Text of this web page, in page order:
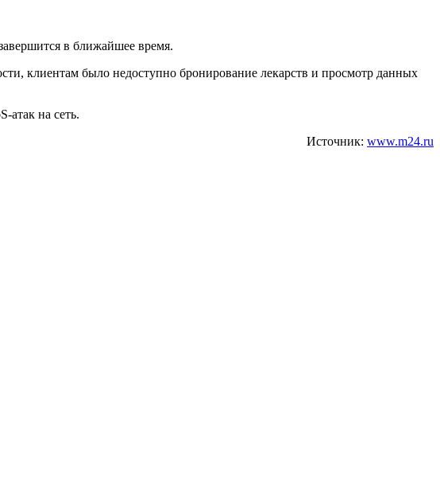
в ближайшее время.
клиентам было недоступно бронирование лекарств и просмотр данных
атак на сеть.
Источник: www.m24.ru